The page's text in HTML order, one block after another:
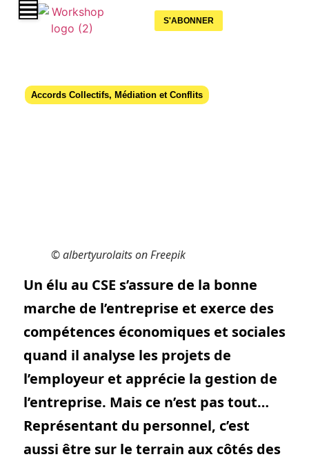
S'ABONNER
Accords Collectifs, Médiation et Conflits
© albertyurolaits on Freepik
Un élu au CSE s’assure de la bonne
marche de l’entreprise et exerce des
compétences économiques et sociales
quand il analyse les projets de
l’employeur et apprécie la gestion de
l’entreprise. Mais ce n’est pas tout…
Représentant du personnel, c’est
aussi être sur le terrain aux côtés des